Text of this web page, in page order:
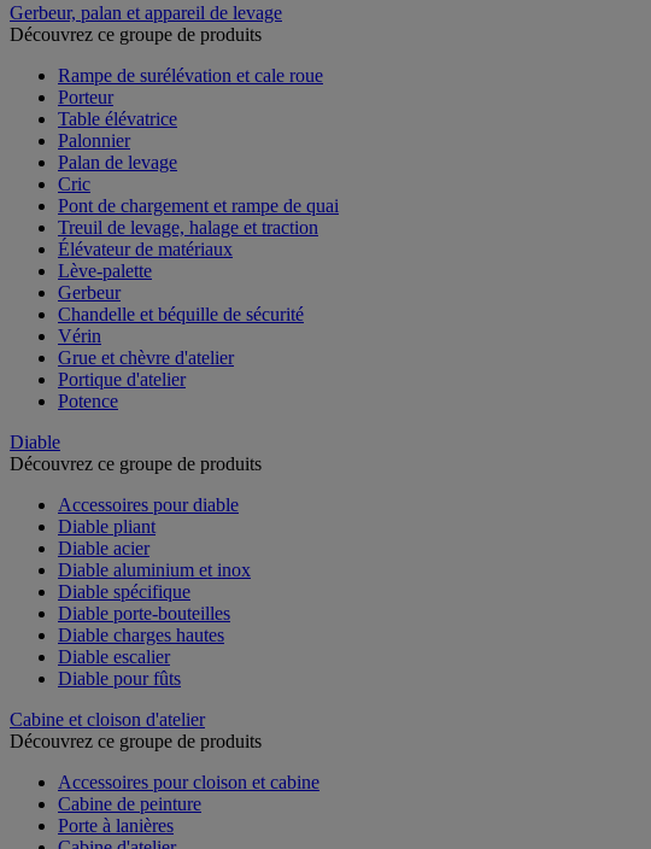
Gerbeur, palan et appareil de levage
Découvrez ce groupe de produits
Rampe de surélévation et cale roue
Porteur
Table élévatrice
Palonnier
Palan de levage
Cric
Pont de chargement et rampe de quai
Treuil de levage, halage et traction
Élévateur de matériaux
Lève-palette
Gerbeur
Chandelle et béquille de sécurité
Vérin
Grue et chèvre d'atelier
Portique d'atelier
Potence
Diable
Découvrez ce groupe de produits
Accessoires pour diable
Diable pliant
Diable acier
Diable aluminium et inox
Diable spécifique
Diable porte-bouteilles
Diable charges hautes
Diable escalier
Diable pour fûts
Cabine et cloison d'atelier
Découvrez ce groupe de produits
Accessoires pour cloison et cabine
Cabine de peinture
Porte à lanières